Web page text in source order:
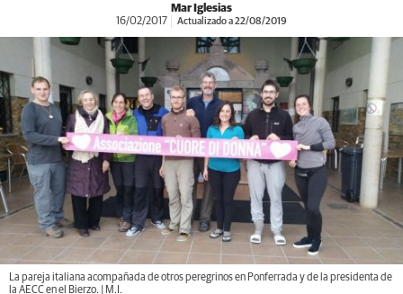
Mar Iglesias
16/02/2017 Actualizado a 22/08/2019
La pareja italiana acompañada de otros peregrinos en Ponferrada y de la presidenta de
la AECC en el Bierzo. | M.I.